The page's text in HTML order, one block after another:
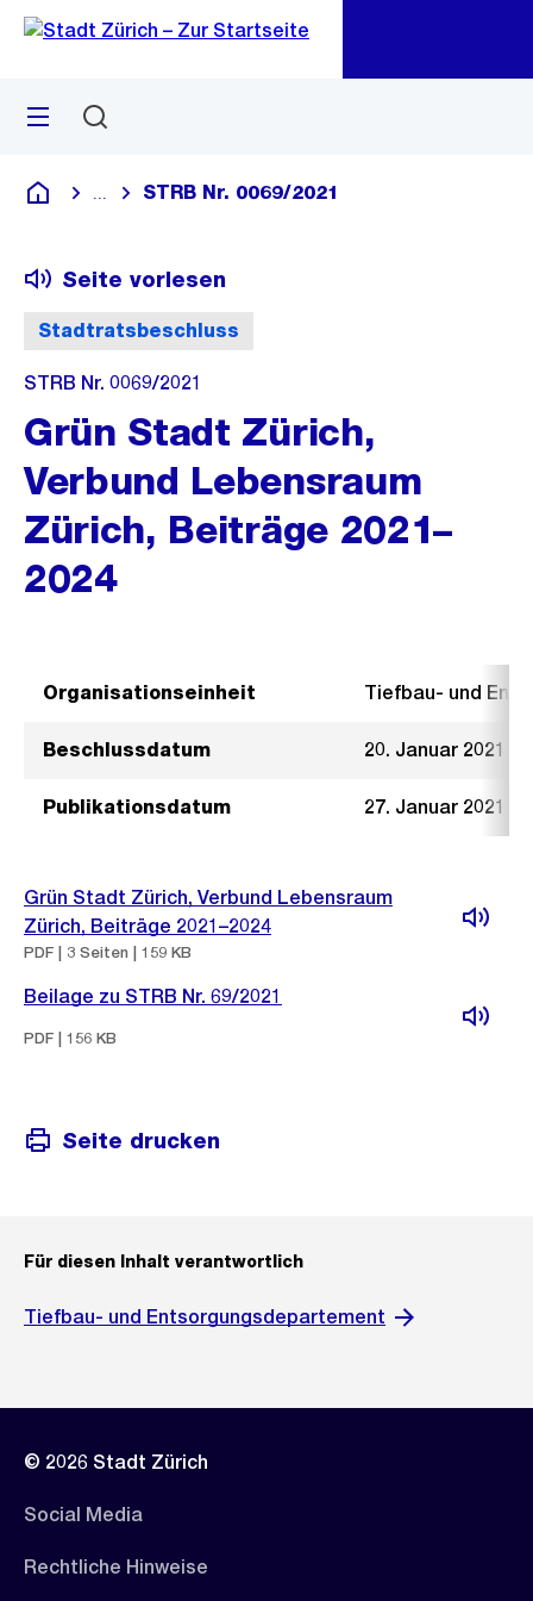
Navigation
Sprunglink
Menü
Deutsch
Blende alle Breadcrumbs ein
STRB Nr. 0069/2021
Stadtratsbeschluss
Seite vorlesen
STRB Nr. 0069/2021
Grün Stadt Zürich,
Verbund Lebensraum
Zürich, Beiträge 2021–
2024
Organisationseinheit Tiefbau- und
Beschlussdatum 20. Januar 2021
Publikationsdatum 27. Januar 2021
Grün Stadt Zürich, Verbund Lebensraum
Zürich, Beiträge 2021–2024
PDF | 3 Seiten | 159 KB
Beilage zu STRB Nr. 69/2021
PDF | 156 KB
Seite drucken
Für diesen Inhalt verantwortlich
Tiefbau- und Entsorgungsdepartement
© 2026 Stadt Zürich
Social Media
Rechtliche Hinweise